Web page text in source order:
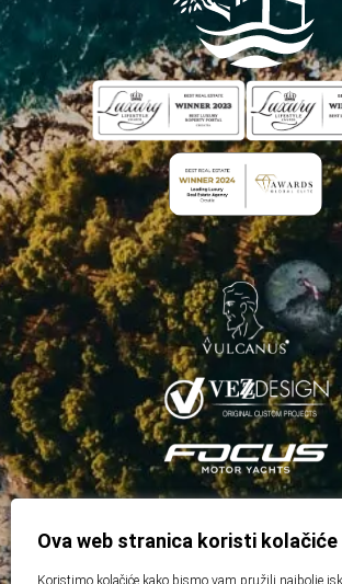
Ova web stranica koristi kolačiće
Koristimo kolačiće kako bismo vam pružili najbolje